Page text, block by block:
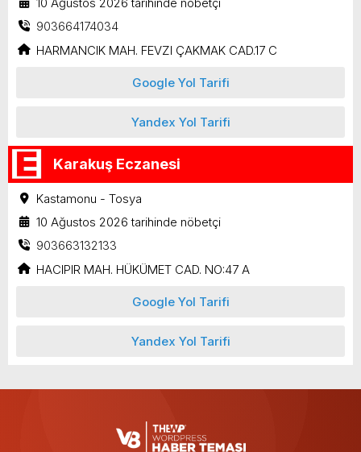
903664174034
HARMANCIK MAH. FEVZI ÇAKMAK CAD.17 C
Google Yol Tarifi
Yandex Yol Tarifi
Karakuş Eczanesi
Kastamonu - Tosya
10 Ağustos 2026 tarihinde nöbetçi
903663132133
HACIPIR MAH. HÜKÜMET CAD. NO:47 A
Google Yol Tarifi
Yandex Yol Tarifi